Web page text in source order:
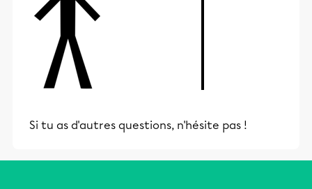
Si tu as d'autres questions, n'hésite pas !